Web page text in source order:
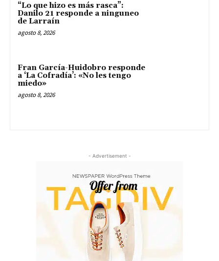
“Lo que hizo es más rasca”:
Danilo 21 responde a ninguneo
de Larraín
agosto 8, 2026
Fran García-Huidobro responde
a ‘La Cofradía’: «No les tengo
miedo»
agosto 8, 2026
- Advertisement -